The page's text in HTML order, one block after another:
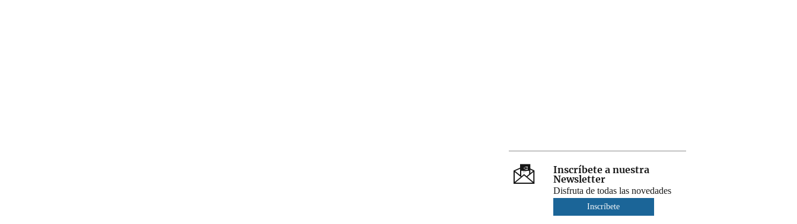
Inscríbete a nuestra
Newsletter
Disfruta de todas las novedades
Inscríbete